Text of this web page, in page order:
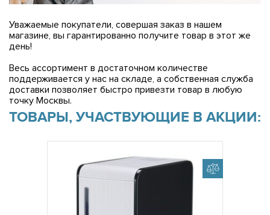
Уважаемые покупатели, совершая заказ в нашем
магазине, вы гарантированно получите товар в этот же
день!
Весь ассортимент в достаточном количестве
поддерживается у нас на складе, а собственная служба
доставки позволяет быстро привезти товар в любую
точку Москвы.
ТОВАРЫ, УЧАСТВУЮЩИЕ В АКЦИИ: